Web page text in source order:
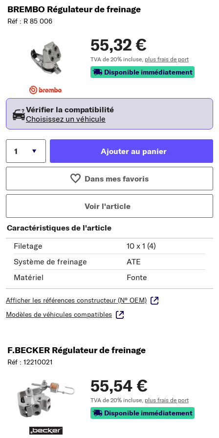
BREMBO Régulateur de freinage
Réf : R 85 006
55,32 €
TVA de 20% incluse, plus frais de port
Disponible immédiatement
Vérifier la compatibilité
Choisissez un véhicule
Ajouter au panier
Dans mes favoris
Voir l'article
Caractéristiques de l'article
Filetage
10 x 1 (4)
Système de freinage
ATE
Matériel
Fonte
Afficher les références constructeur (N° OEM)
Modèles de véhicules compatibles
F.BECKER Régulateur de freinage
Réf : 12210021
55,54 €
TVA de 20% incluse, plus frais de port
Disponible immédiatement